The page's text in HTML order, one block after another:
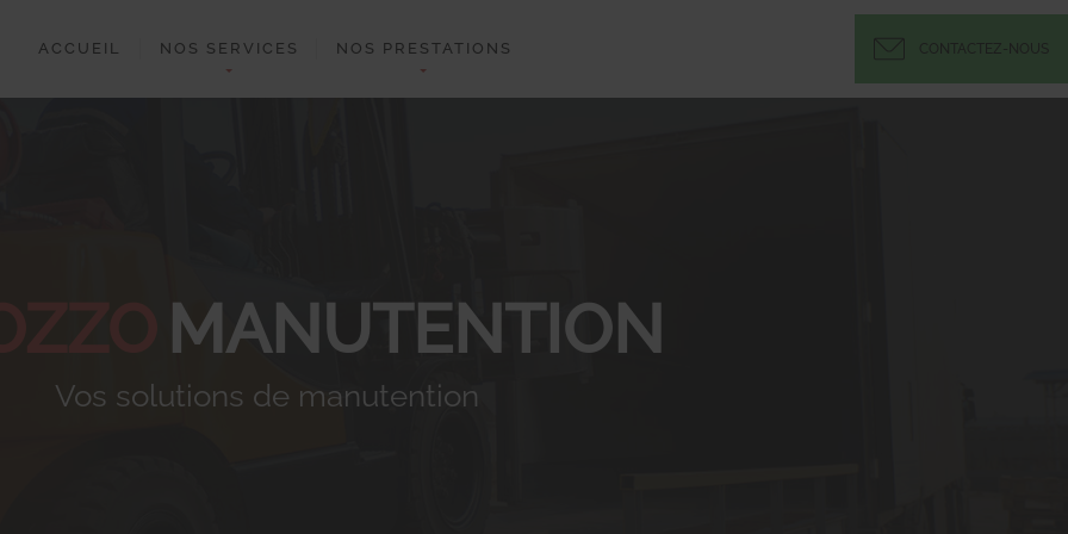
ACCUEIL NOS SERVICES NOS PRESTATIONS CONTACTEZ-NOUS
MANUTENTION
Vos solutions de manutention